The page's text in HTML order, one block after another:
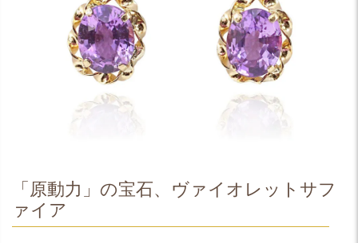
「原動力」の宝石、ヴァイオレットサフ
ァイア